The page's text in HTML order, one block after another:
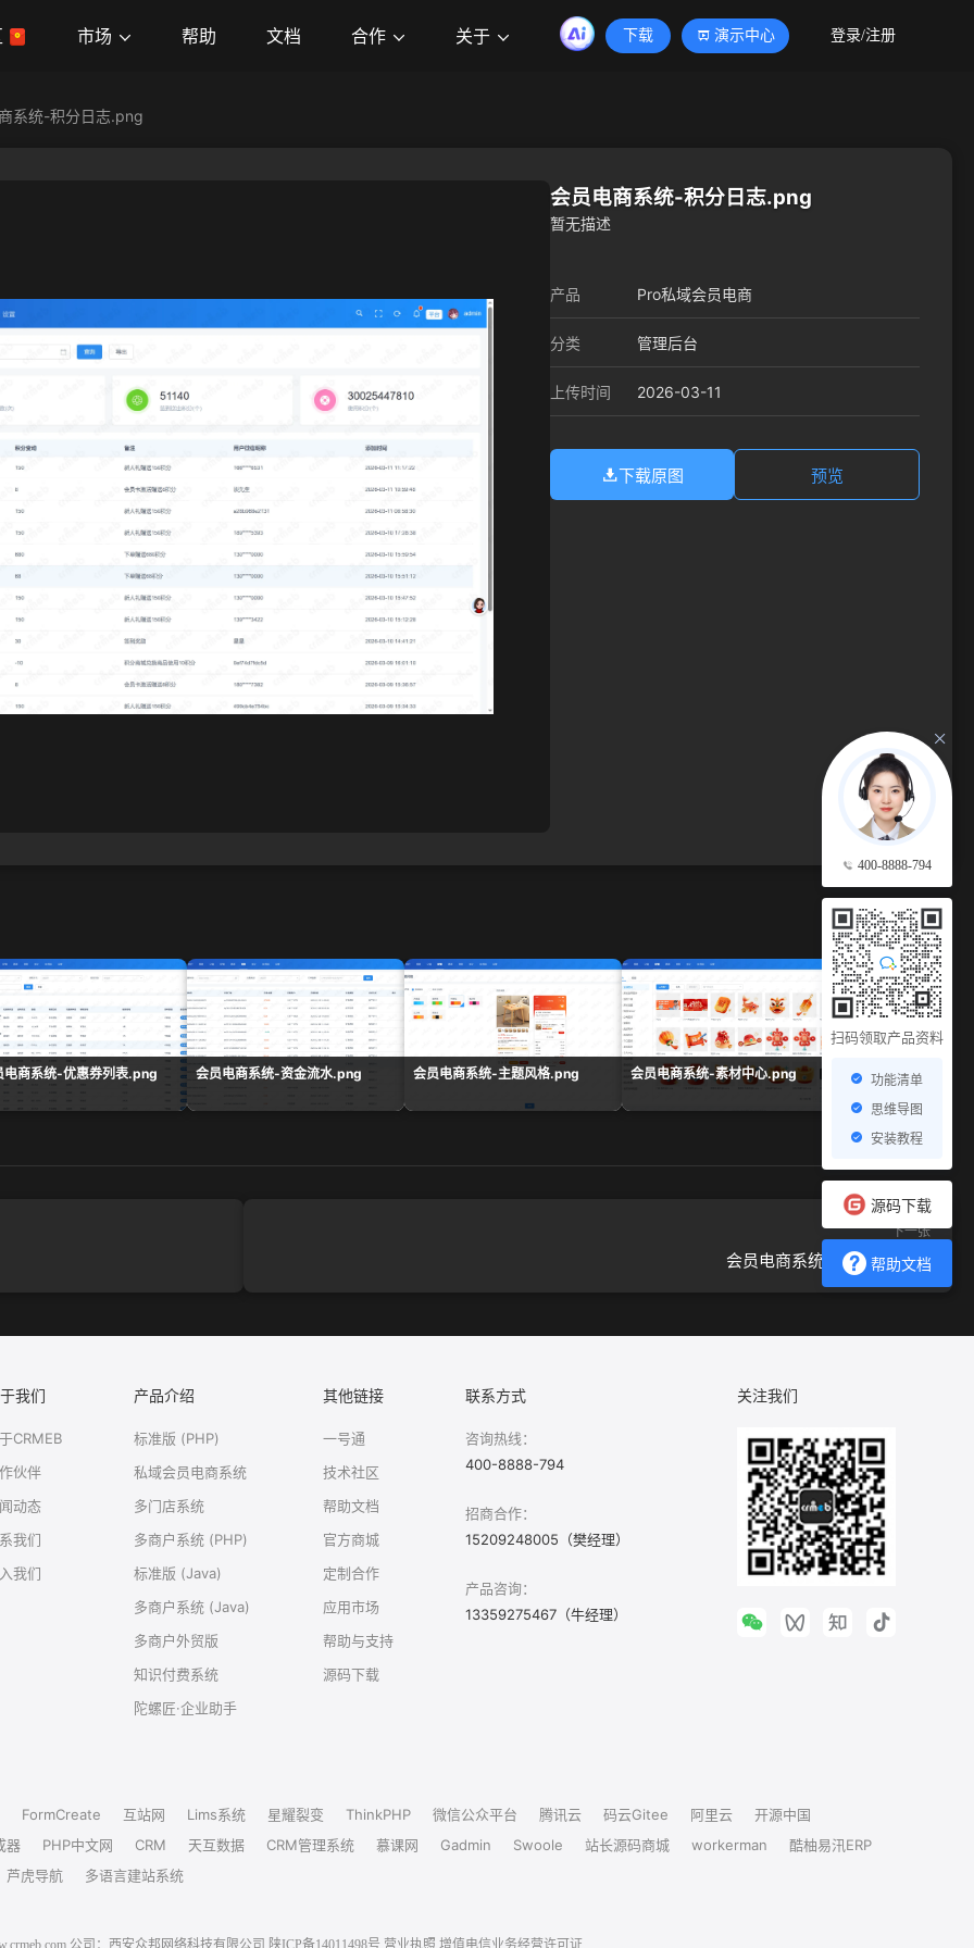
市场 帮助 文档 合作 关于 下载 演示中心 登录/注册
400-8888-794
扫码领取产品资料
功能清单
思维导图
安装教程
源码下载
帮助文档
系统-积分日志.png
会员电商系统-积分日志.png
暂无描述
产品 Pro私域会员电商
分类 管理后台
上传时间 2026-03-11
下载原图 预览
查看更多 →
电商系统-优惠券列表.png 会员电商系统-资金流水.png 会员电商系统-主题风格.png 会员电商系统-素材中心.png 会员电商系统-组合
下一张
会员电商系统-配置分类.png
我们
CRMEB
伙伴
动态
我们
我们
产品介绍
标准版 (PHP)
私域会员电商系统
多门店系统
多商户系统 (PHP)
标准版 (Java)
多商户系统 (Java)
多商户外贸版
知识付费系统
陀螺匠·企业助手
其他链接
一号通
技术社区
帮助文档
官方商城
定制合作
应用市场
帮助与支持
源码下载
联系方式
咨询热线：
400-8888-794
招商合作：
15209248005（樊经理）
产品咨询：
13359275467（牛经理）
关注我们
FormCreate 互站网 Lims系统 星耀裂变 ThinkPHP 微信公众平台 腾讯云 码云Gitee 阿里云
开源中国
器
PHP中文网 CRM 天互数据 CRM管理系统 慕课网 Gadmin Swoole 站长源码商城 workerman
酷柚易汛ERP
芦虎导航
多语言建站系统
公司：西安众邦网络科技有限公司 陕ICP备14011498号 营业执照 增值电信业务经营许可证